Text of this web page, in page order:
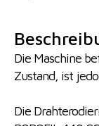
Die Maschine
Zustand, ist
Die